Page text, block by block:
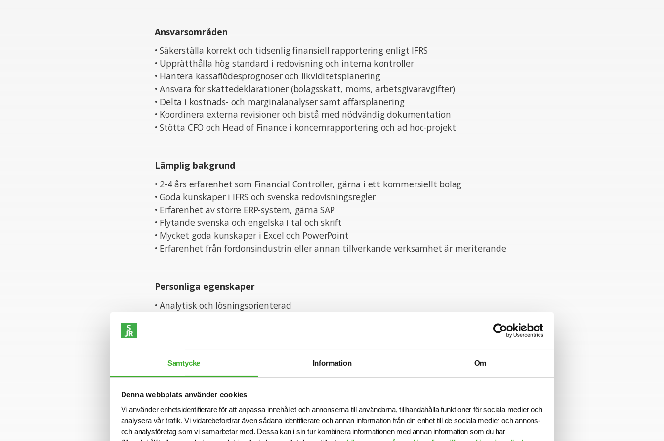
Samtycke Information Om
Denna webbplats använder cookies
Vi använder enhetsidentifierare för att anpassa innehållet och annonserna till användarna, tillhandahålla funktioner för sociala medier och
analysera vår trafik. Vi vidarebefordrar även sådana identifierare och annan information från din enhet till de sociala medier och annons-
och analysföretag som vi samarbetar med. Dessa kan i sin tur kombinera informationen med annan information som du har
Ansvarsområden
• Säkerställa korrekt och tidsenlig finansiell rapportering enligt IFRS
• Upprätthålla hög standard i redovisning och interna kontroller
• Hantera kassaflödesprognoser och likviditetsplanering
• Ansvara för skattedeklarationer (bolagsskatt, moms, arbetsgivaravgifter)
• Delta i kostnads- och marginalanalyser samt affärsplanering
• Koordinera externa revisioner och bistå med nödvändig dokumentation
• Stötta CFO och Head of Finance i koncernrapportering och ad hoc-projekt
Lämplig bakgrund
• 2-4 års erfarenhet som Financial Controller, gärna i ett kommersiellt bolag
• Goda kunskaper i IFRS och svenska redovisningsregler
• Erfarenhet av större ERP-system, gärna SAP
• Flytande svenska och engelska i tal och skrift
• Mycket goda kunskaper i Excel och PowerPoint
• Erfarenhet från fordonsindustrin eller annan tillverkande verksamhet är meriterande
Personliga egenskaper
• Analytisk och lösningsorienterad
Ansökan
För mer information om tjänsten är du välkommen att kontakta Malin Lindqvist. Vi
intervjuar löpande och tjänsten kan komma att tillsättas innan ansökningstiden har
gått ut. Sista ansökningsdag är 2025-08-05.